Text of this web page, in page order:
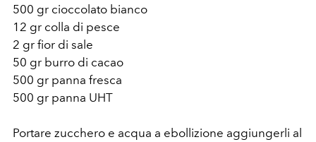
500 gr cioccolato bianco
12 gr colla di pesce
2 gr fior di sale
50 gr burro di cacao
500 gr panna fresca
500 gr panna UHT
Portare zucchero e acqua a ebollizione aggiungerli al